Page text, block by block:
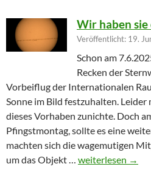
Wir haben
Veröffentlicht: 19.
Schon am
Recken der
Vorbeiflug der Internationalen
Sonne im Bild festzuhalten.
dieses Vorhaben zunichte. Doch
Pfingstmontag, sollte es eine
machten sich die wagemutigen
um das Objekt … Wir haben sie
weiterlesen →